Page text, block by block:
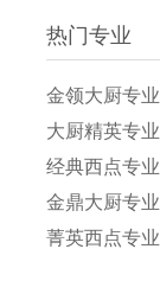
热门专业
金领大厨专业
大厨精英专业
经典西点专业
金鼎大厨专业
菁英西点专业